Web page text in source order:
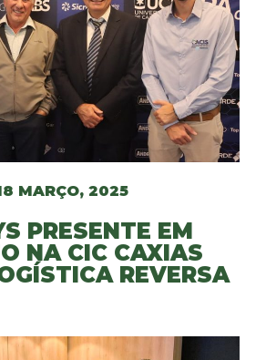
MARÇO, 2025
PRESENTE EM
NA CIC CAXIAS
REVERSA